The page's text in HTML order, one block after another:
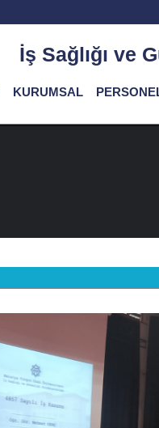
İş Sağlığı ve
KURUMSAL